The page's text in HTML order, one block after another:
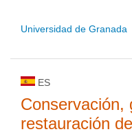
Universidad de Granada
ES
Conservación,
restauración